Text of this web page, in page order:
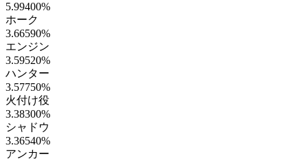
5.99400%
ホーク
3.66590%
エンジン
3.59520%
ハンター
3.57750%
火付け役
3.38300%
シャドウ
3.36540%
アンカー